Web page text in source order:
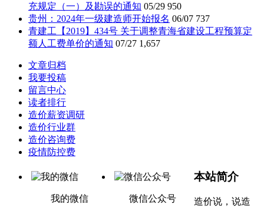
充规定（一）及勘误的通知 05/29 950
贵州：2024年一级建造师开始报名 06/07 737
青建工【2019】434号 关于调整青海省建设工程预算定
额人工费单价的通知 07/27 1,657
文章归档
我要投稿
留言中心
读者排行
造价薪资调研
造价行业群
造价咨询费
疫情防控费
我的微信 微信公众号
本站简介
造价说，说造